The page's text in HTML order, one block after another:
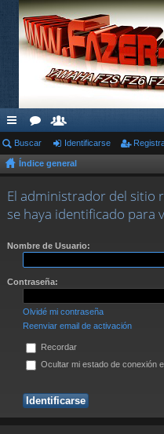
nl
ac
es
rá
s
or
os
su
ari
os
Buscar Identificarse
Índice general
El administrador del sitio
se haya identificado para
Nombre de Usuario:
Contraseña:
Olvidé mi contraseña
Reenviar email de activación
Recordar
Ocultar mi estado de conexión